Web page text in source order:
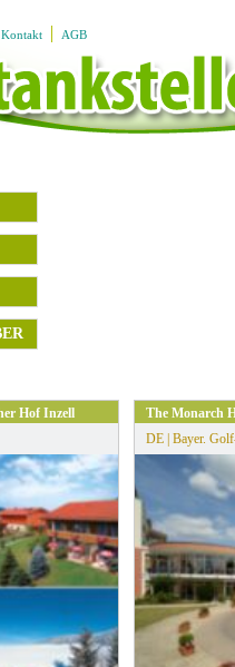
Kontakt AGB
Hof Inzell
The Monarch
DE | Bayer.